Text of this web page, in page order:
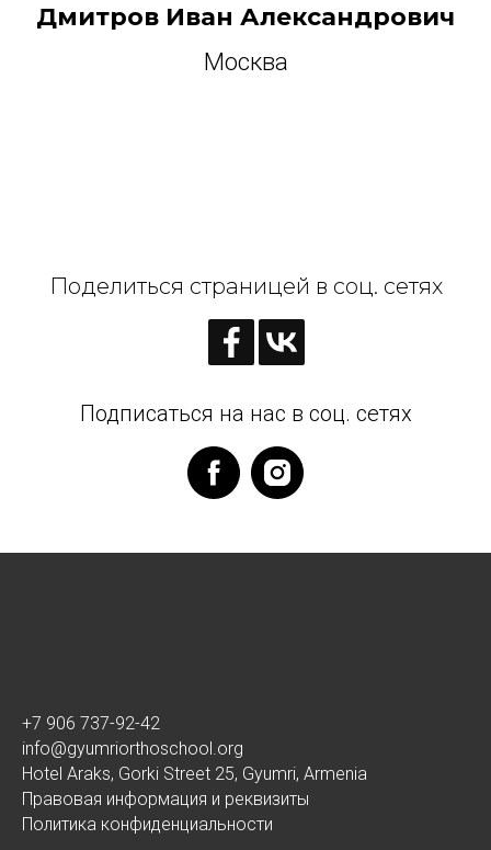
Дмитров Иван Александрович
Москва
Поделиться страницей в соц. сетях
Подписаться на нас в соц. сетях
+7 906 737-92-42
info@gyumriorthoschool.org
Hotel Araks, Gorki Street 25, Gyumri, Armenia
Правовая информация и реквизиты
Политика конфиденциальности